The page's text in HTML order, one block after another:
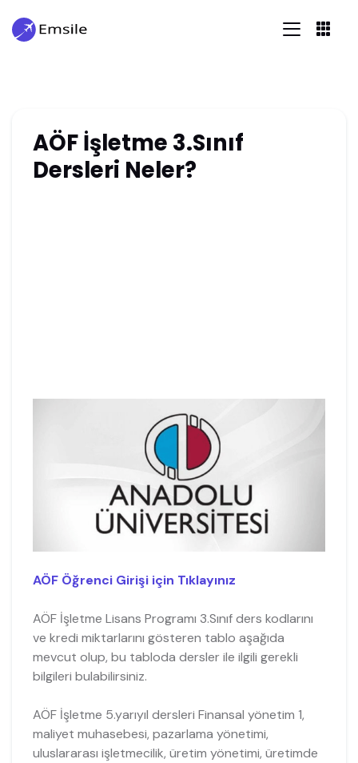
AÖF İşletme 3.Sınıf
Dersleri Neler?
AÖF Öğrenci Girişi için Tıklayınız
AÖF İşletme Lisans Programı 3.Sınıf ders kodlarını
ve kredi miktarlarını gösteren tablo aşağıda
mevcut olup, bu tabloda dersler ile ilgili gerekli
bilgileri bulabilirsiniz.
AÖF İşletme 5.yarıyıl dersleri Finansal yönetim 1,
maliyet muhasebesi, pazarlama yönetimi,
uluslararası işletmecilik, üretim yönetimi, üretimde